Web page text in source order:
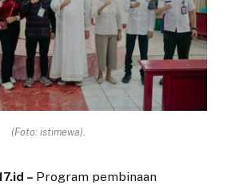
(Foto: istimewa).
– Program pembinaan